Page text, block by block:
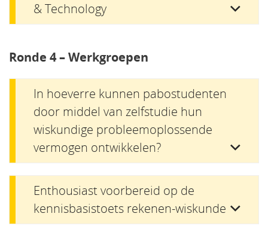
& Technology
Ronde 4 – Werkgroepen
In hoeverre kunnen pabostudenten
door middel van zelfstudie hun
wiskundige probleemoplossende
vermogen ontwikkelen?
Enthousiast voorbereid op de
kennisbasistoets rekenen-wiskunde